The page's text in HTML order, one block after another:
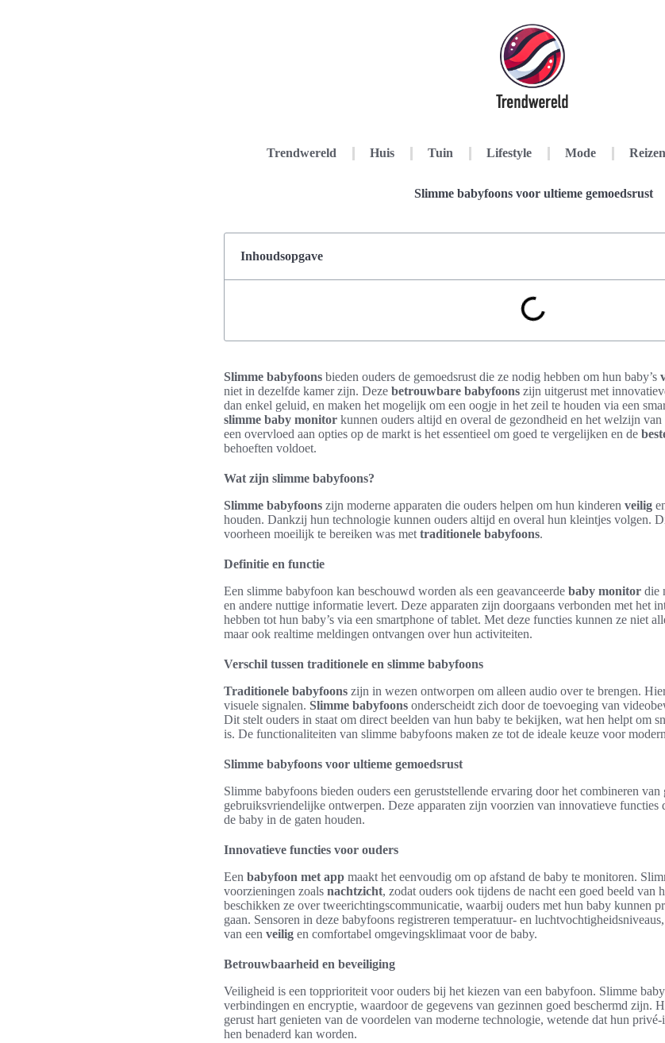
Trendwereld Huis Tuin Lifestyle Mode Reizen
Slimme babyfoons voor ultieme gemoedsrust
Inhoudsopgave
Slimme babyfoons bieden ouders de gemoedsrust die ze nodig hebben om hun baby’s
niet in dezelfde kamer zijn. Deze betrouwbare babyfoons zijn uitgerust met
dan enkel geluid, en maken het mogelijk om een oogje in het zeil te houden via een
slimme baby monitor kunnen ouders altijd en overal de gezondheid en het welzijn
een overvloed aan opties op de markt is het essentieel om goed te vergelijken en de
behoeften voldoet.
Wat zijn slimme babyfoons?
Slimme babyfoons zijn moderne apparaten die ouders helpen om hun kinderen veilig
houden. Dankzij hun technologie kunnen ouders altijd en overal hun kleintjes volgen.
voorheen moeilijk te bereiken was met traditionele babyfoons.
Definitie en functie
Een slimme babyfoon kan beschouwd worden als een geavanceerde baby monitor die
en andere nuttige informatie levert. Deze apparaten zijn doorgaans verbonden met het
hebben tot hun baby’s via een smartphone of tablet. Met deze functies kunnen ze niet
maar ook realtime meldingen ontvangen over hun activiteiten.
Verschil tussen traditionele en slimme babyfoons
Traditionele babyfoons zijn in wezen ontworpen om alleen audio over te brengen.
visuele signalen. Slimme babyfoons onderscheidt zich door de toevoeging van
Dit stelt ouders in staat om direct beelden van hun baby te bekijken, wat hen helpt om
is. De functionaliteiten van slimme babyfoons maken ze tot de ideale keuze voor
Slimme babyfoons voor ultieme gemoedsrust
Slimme babyfoons bieden ouders een geruststellende ervaring door het combineren van
gebruiksvriendelijke ontwerpen. Deze apparaten zijn voorzien van innovatieve
de baby in de gaten houden.
Innovatieve functies voor ouders
Een babyfoon met app maakt het eenvoudig om op afstand de baby te monitoren.
voorzieningen zoals nachtzicht, zodat ouders ook tijdens de nacht een goed beeld van
beschikken ze over tweerichtingscommunicatie, waarbij ouders met hun baby kunnen
gaan. Sensoren in deze babyfoons registreren temperatuur- en
van een veilig en comfortabel omgevingsklimaat voor de baby.
Betrouwbaarheid en beveiliging
Veiligheid is een topprioriteit voor ouders bij het kiezen van een babyfoon. Slimme
verbindingen en encryptie, waardoor de gegevens van gezinnen goed beschermd zijn.
gerust hart genieten van de voordelen van moderne technologie, wetende dat hun
hen benaderd kan worden.